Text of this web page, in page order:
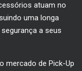
atuam no
uma longa
a seus
mercado de Pick-Up